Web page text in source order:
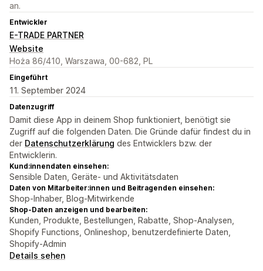
an.
Entwickler
E-TRADE PARTNER
Website
Hoża 86/410, Warszawa, 00-682, PL
Eingeführt
11. September 2024
Datenzugriff
Damit diese App in deinem Shop funktioniert, benötigt sie
Zugriff auf die folgenden Daten. Die Gründe dafür findest du in
der Datenschutzerklärung des Entwicklers bzw. der
Entwicklerin.
Kund:innendaten einsehen:
Sensible Daten, Geräte- und Aktivitätsdaten
Daten von Mitarbeiter:innen und Beitragenden einsehen:
Shop-Inhaber, Blog-Mitwirkende
Shop-Daten anzeigen und bearbeiten:
Kunden, Produkte, Bestellungen, Rabatte, Shop-Analysen,
Shopify Functions, Onlineshop, benutzerdefinierte Daten,
Shopify-Admin
Details sehen